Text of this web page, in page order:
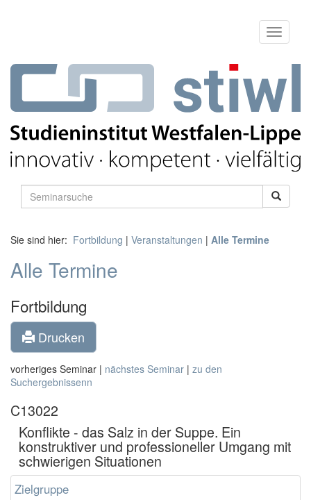
Sie sind hier: Fortbildung | Veranstaltungen | Alle Termine
Alle Termine
Fortbildung
Drucken
vorheriges Seminar | nächstes Seminar | zu den
Suchergebnissenn
C13022
Konflikte - das Salz in der Suppe. Ein
konstruktiver und professioneller Umgang mit
schwierigen Situationen
Zielgruppe